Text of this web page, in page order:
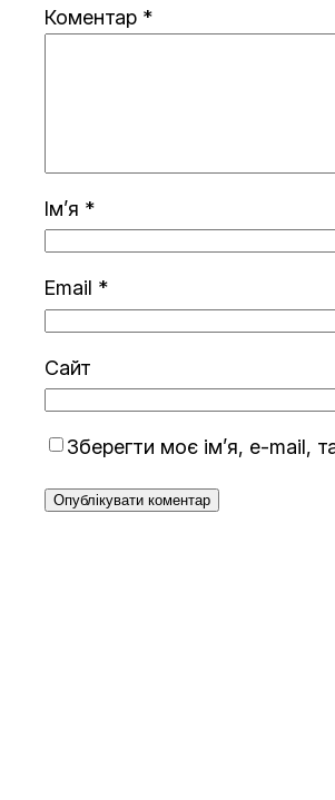
Коментар *
Ім’я *
Email *
Сайт
Зберегти моє ім’я, e-mail,